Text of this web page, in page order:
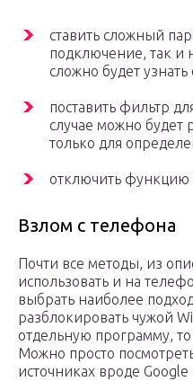
ставить сложный
подключение, так и
сложно будет
поставить фильтр
случае можно будет
только для
отключить функцию
Взлом с телефона
Почти все методы, из
использовать и на
выбрать наиболее
разблокировать чужой
отдельную программу,
Можно просто
источниках вроде